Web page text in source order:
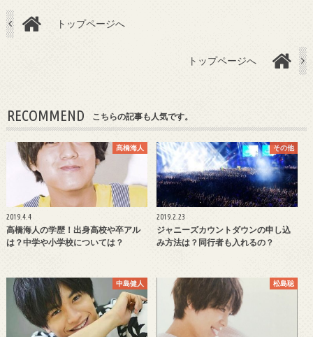
トップページへ
トップページへ
RECOMMEND こちらの記事も人気です。
髙橋海人
2019.4.4
高橋海人の学歴！出身高校や卒アル
は？中学や小学校については？
その他
2019.2.23
ジャニーズカウントダウンの申し込
み方法は？同行者も入れるの？
中島健人 松島聡